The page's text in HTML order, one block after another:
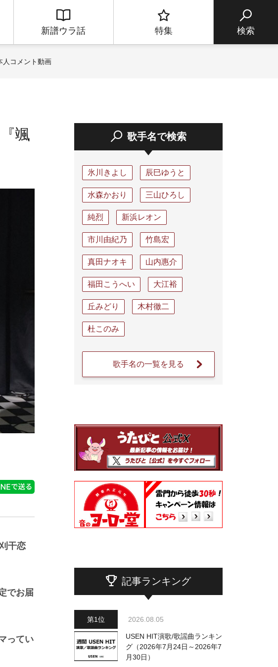
新譜ウラ話 特集 検索
人コメント動画
颯
干恋
でお届
ってい
歌手名で検索
氷川きよし 辰巳ゆうと
水森かおり 三山ひろし
純烈 新浜レオン
市川由紀乃 竹島宏
真田ナオキ 山内惠介
福田こうへい 大江裕
丘みどり 木村徹二
杜このみ
歌手名の一覧を見る
記事ランキング
2026.08.05
USEN HIT演歌/歌謡曲ランキン
グ（2026年7月24日～2026年7
月30日）